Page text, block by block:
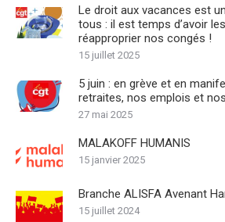
Le droit aux vacances est
tous : il est temps d’avoir
réapproprier nos congés !
15 juillet 2025
5 juin : en grève et en
retraites, nos emplois et
27 mai 2025
MALAKOFF HUMANIS
15 janvier 2025
Branche ALISFA Avenant
15 juillet 2024